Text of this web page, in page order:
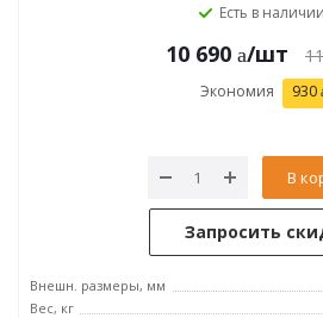
Есть в наличии
10 690 /шт
Экономия 930
В
Запросить
Внешн. размеры, мм
Вес, кг